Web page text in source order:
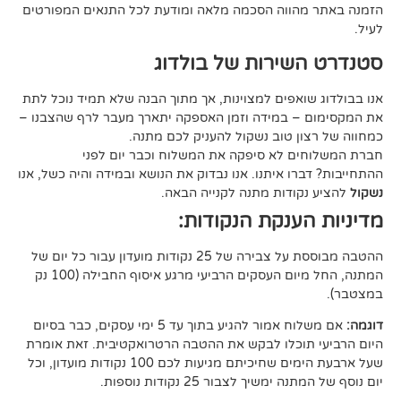
הסכמה מלאה ומודעת לכל התנאים המפורטים
של בולדוג
למצוינות, אך מתוך הבנה שלא תמיד נוכל לתת
במידה וזמן האספקה יתארך מעבר לרף שהצבנו –
טוב נשקול להעניק לכם מתנה.
לא סיפקה את המשלוח וכבר יום לפני
איתנו. אנו נבדוק את הנושא ובמידה והיה כשל, אנו
מתנה לקנייה הבאה.
הנקודות:
ההטבה מבוססת על צבירה של 25 נקודות מועדון עבור כל יום של
המתנה, החל מיום העסקים הרביעי מרגע איסוף החבילה (100 נק
אם משלוח אמור להגיע בתוך עד 5 ימי עסקים, כבר בסיום
לבקש את ההטבה הרטרואקטיבית. זאת אומרת
שעל ארבעת הימים שחיכיתם מגיעות לכם 100 נקודות מועדון, וכל
לצבור 25 נקודות נוספות.